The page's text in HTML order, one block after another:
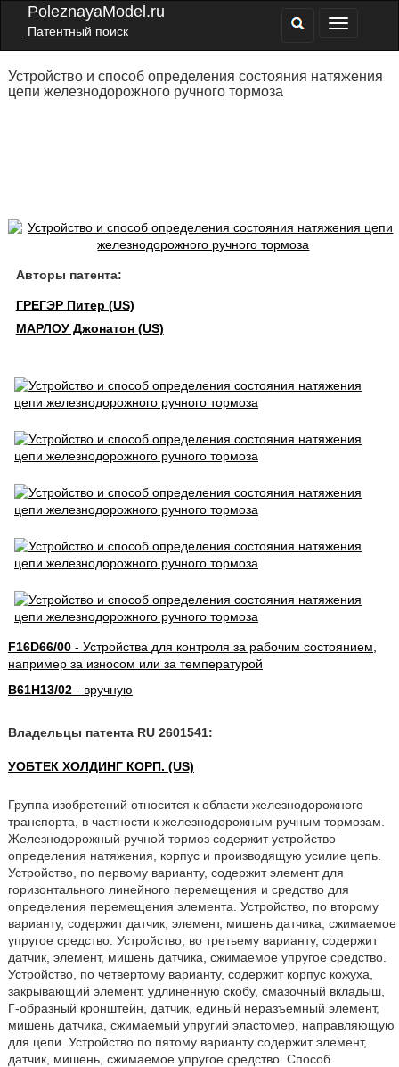
PoleznayaModel.ru
Патентный поиск
Устройство и способ определения состояния натяжения
цепи железнодорожного ручного тормоза
Авторы патента:
ГРЕГЭР Питер (US)
МАРЛОУ Джонатон (US)
F16D66/00- Устройства для контроля за рабочим состоянием,
например за износом или за температурой
B61H13/02- вручную
Владельцы патента RU 2601541:
УОБТЕК ХОЛДИНГ КОРП. (US)
Группа изобретений относится к области железнодорожного
транспорта, в частности к железнодорожным ручным тормозам.
Железнодорожный ручной тормоз содержит устройство
определения натяжения, корпус и производящую усилие цепь.
Устройство, по первому варианту, содержит элемент для
горизонтального линейного перемещения и средство для
определения перемещения элемента. Устройство, по второму
варианту, содержит датчик, элемент, мишень датчика, сжимаемое
упругое средство. Устройство, во третьему варианту, содержит
датчик, элемент, мишень датчика, сжимаемое упругое средство.
Устройство, по четвертому варианту, содержит корпус кожуха,
закрывающий элемент, удлиненную скобу, смазочный вкладыш,
Г-образный кронштейн, датчик, единый неразъемный элемент,
мишень датчика, сжимаемый упругий эластомер, направляющую
для цепи. Устройство по пятому варианту содержит элемент,
датчик, мишень, сжимаемое упругое средство. Способ